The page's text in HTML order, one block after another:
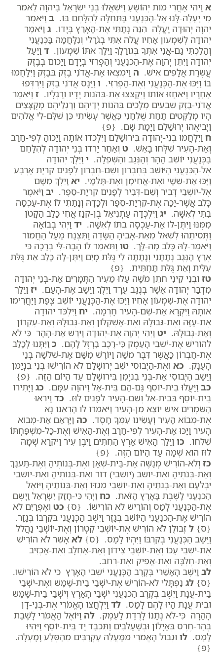
א וַיְהִי אַחֲרֵי מוֹת יְהוֹשֻׁעַ וַיִּשְׁאֲלוּ בְּנֵי יִשְׂרָאֵל בַּיהוָה לֵאמֹר
מִי יַעֲלֶה-לָּנוּ אֶל-הַכְּנַעֲנִי בַּתְּחִלָּה לְהִלָּחֶם בּוֹ. ב וַיֹּאמֶר
יְהוָה יְהוּדָה יַעֲלֶה הִנֵּה נָתַתִּי אֶת-הָאָרֶץ בְּיָדוֹ. ג וַיֹּאמֶר
יְהוּדָה לְשִׁמְעוֹן אָחִיו עֲלֵה אִתִּי בְגֹרָלִי וְנִלָּחֲמָה בַּכְּנַעֲנִי
וְהָלַכְתִּי גַם-אֲנִי אִתְּךָ בְּגוֹרָלֶךָ וַיֵּלֶךְ אִתּוֹ שִׁמְעוֹן. ד וַיַּעַל
יְהוּדָה וַיִּתֵּן יְהוָה אֶת-הַכְּנַעֲנִי וְהַפְּרִזִּי בְּיָדָם וַיַּכּוּם בְּבֶזֶק
עֲשֶׂרֶת אֲלָפִים אִישׁ. ה וַיִּמְצְאוּ אֶת-אֲדֹנִי בֶזֶק בְּבֶזֶק וַיִּלָּחֲמוּ
בּוֹ וַיַּכּוּ אֶת-הַכְּנַעֲנִי וְאֶת-הַפְּרִזִּי. ו וַיָּנָס אֲדֹנִי בֶזֶק וַיִּרְדְּפוּ
אַחֲרָיו וַיֹּאחֲזוּ אוֹתוֹ וַיְקַצְּצוּ אֶת-בְּהֹנוֹת יָדָיו וְרַגְלָיו. ז וַיֹּאמֶר
אֲדֹנִי-בֶזֶק שִׁבְעִים מְלָכִים בְּהֹנוֹת יְדֵיהֶם וְרַגְלֵיהֶם מְקֻצָּצִים
הָיוּ מְלַקְּטִים תַּחַת שֻׁלְחָנִי כַּאֲשֶׁר עָשִׂיתִי כֵּן שִׁלַּם-לִי אֱלֹהִים
וַיְבִיאֻהוּ יְרוּשָׁלִַם וַיָּמָת שָׁם. {פ}
ח וַיִּלָּחֲמוּ בְנֵי-יְהוּדָה בִּירוּשָׁלִַם וַיִּלְכְּדוּ אוֹתָהּ וַיַּכּוּהָ לְפִי-חָרֶב
וְאֶת-הָעִיר שִׁלְּחוּ בָאֵשׁ. ט וְאַחַר יָרְדוּ בְּנֵי יְהוּדָה לְהִלָּחֵם
בַּכְּנַעֲנִי יוֹשֵׁב הָהָר וְהַנֶּגֶב וְהַשְּׁפֵלָה. י וַיֵּלֶךְ יְהוּדָה
אֶל-הַכְּנַעֲנִי הַיּוֹשֵׁב בְּחֶבְרוֹן וְשֵׁם-חֶבְרוֹן לְפָנִים קִרְיַת אַרְבַּע
וַיַּכּוּ אֶת-שֵׁשַׁי וְאֶת-אֲחִימַן וְאֶת-תַּלְמָי. יא וַיֵּלֶךְ מִשָּׁם
אֶל-יוֹשְׁבֵי דְּבִיר וְשֵׁם-דְּבִיר לְפָנִים קִרְיַת-סֵפֶר. יב וַיֹּאמֶר
כָּלֵב אֲשֶׁר-יַכֶּה אֶת-קִרְיַת-סֵפֶר וּלְכָדָהּ וְנָתַתִּי לוֹ אֶת-עַכְסָה
בִתִּי לְאִשָּׁה. יג וַיִּלְכְּדָהּ עָתְנִיאֵל בֶּן-קְנַז אֲחִי כָלֵב הַקָּטֹן
מִמֶּנּוּ וַיִּתֶּן-לוֹ אֶת-עַכְסָה בִתּוֹ לְאִשָּׁה. יד וַיְהִי בְּבוֹאָהּ
וַתְּסִיתֵהוּ לִשְׁאֹל מֵאֵת-אָבִיהָ הַשָּׂדֶה וַתִּצְנַח מֵעַל הַחֲמוֹר
וַיֹּאמֶר-לָהּ כָּלֵב מַה-לָּךְ. טו וַתֹּאמֶר לוֹ הָבָה-לִּי בְרָכָה כִּי
אֶרֶץ הַנֶּגֶב נְתַתָּנִי וְנָתַתָּה לִי גֻּלֹּת מָיִם וַיִּתֶּן-לָהּ כָּלֵב אֵת גֻּלֹּת
עִלִּית וְאֵת גֻּלֹּת תַּחְתִּית. {פ}
טז וּבְנֵי קֵינִי חֹתֵן מֹשֶׁה עָלוּ מֵעִיר הַתְּמָרִים אֶת-בְּנֵי יְהוּדָה
מִדְבַּר יְהוּדָה אֲשֶׁר בְּנֶגֶב עֲרָד וַיֵּלֶךְ וַיֵּשֶׁב אֶת-הָעָם. יז וַיֵּלֶךְ
יְהוּדָה אֶת-שִׁמְעוֹן אָחִיו וַיַּכּוּ אֶת-הַכְּנַעֲנִי יוֹשֵׁב צְפַת וַיַּחֲרִימוּ
אוֹתָהּ וַיִּקְרָא אֶת-שֵׁם-הָעִיר חָרְמָה. יח וַיִּלְכֹּד יְהוּדָה
אֶת-עַזָּה וְאֶת-גְּבוּלָהּ וְאֶת-אַשְׁקְלוֹן וְאֶת-גְּבוּלָהּ וְאֶת-עֶקְרוֹן
וְאֶת-גְּבוּלָהּ. יט וַיְהִי יְהוָה אֶת-יְהוּדָה וַיֹּרֶשׁ אֶת-הָהָר כִּי לֹא
לְהוֹרִישׁ אֶת-יֹשְׁבֵי הָעֵמֶק כִּי-רֶכֶב בַּרְזֶל לָהֶם. כ וַיִּתְּנוּ לְכָלֵב
אֶת-חֶבְרוֹן כַּאֲשֶׁר דִּבֶּר מֹשֶׁה וַיּוֹרֶשׁ מִשָּׁם אֶת-שְׁלֹשָׁה בְּנֵי
הָעֲנָק. כא וְאֶת-הַיְבוּסִי יֹשֵׁב יְרוּשָׁלִַם לֹא הוֹרִישׁוּ בְּנֵי בִנְיָמִן
וַיֵּשֶׁב הַיְבוּסִי אֶת-בְּנֵי בִנְיָמִן בִּירוּשָׁלִַם עַד הַיּוֹם הַזֶּה. {פ}
כב וַיַּעֲלוּ בֵית-יוֹסֵף גַּם-הֵם בֵּית-אֵל וַיהוָה עִמָּם. כג וַיָּתִירוּ
בֵית-יוֹסֵף בְּבֵית-אֵל וְשֵׁם-הָעִיר לְפָנִים לוּז. כד וַיִּרְאוּ
הַשֹּׁמְרִים אִישׁ יוֹצֵא מִן-הָעִיר וַיֹּאמְרוּ לוֹ הַרְאֵנוּ נָא
אֶת-מְבוֹא הָעִיר וְעָשִׂינוּ עִמְּךָ חָסֶד. כה וַיַּרְאֵם אֶת-מְבוֹא
הָעִיר וַיַּכּוּ אֶת-הָעִיר לְפִי-חָרֶב וְאֶת-הָאִישׁ וְאֶת-כָּל-מִשְׁפַּחְתּוֹ
שִׁלֵּחוּ. כו וַיֵּלֶךְ הָאִישׁ אֶרֶץ הַחִתִּים וַיִּבֶן עִיר וַיִּקְרָא שְׁמָהּ
לוּז הוּא שְׁמָהּ עַד הַיּוֹם הַזֶּה. {פ}
כז וְלֹא-הוֹרִישׁ מְנַשֶּׁה אֶת-בֵּית-שְׁאָן וְאֶת-בְּנוֹתֶיהָ וְאֶת-תַּעְנַךְ
וְאֶת-בְּנֹתֶיהָ וְאֶת-יושב (יוֹשְׁבֵי) דוֹר וְאֶת-בְּנוֹתֶיהָ וְאֶת-יוֹשְׁבֵי
יִבְלְעָם וְאֶת-בְּנֹתֶיהָ וְאֶת-יוֹשְׁבֵי מְגִדּוֹ וְאֶת-בְּנוֹתֶיהָ וַיּוֹאֶל
הַכְּנַעֲנִי לָשֶׁבֶת בָּאָרֶץ הַזֹּאת. כח וַיְהִי כִּי-חָזַק יִשְׂרָאֵל וַיָּשֶׂם
אֶת-הַכְּנַעֲנִי לָמַס וְהוֹרֵישׁ לֹא הוֹרִישׁוֹ. {ס} כט וְאֶפְרַיִם לֹא
הוֹרִישׁ אֶת-הַכְּנַעֲנִי הַיּוֹשֵׁב בְּגָזֶר וַיֵּשֶׁב הַכְּנַעֲנִי בְּקִרְבּוֹ בְּגָזֶר.
{ס} ל זְבוּלֻן לֹא הוֹרִישׁ אֶת-יוֹשְׁבֵי קִטְרוֹן וְאֶת-יוֹשְׁבֵי נַהֲלֹל
וַיֵּשֶׁב הַכְּנַעֲנִי בְּקִרְבּוֹ וַיִּהְיוּ לָמַס. {ס} לא אָשֵׁר לֹא הוֹרִישׁ
אֶת-יֹשְׁבֵי עַכּוֹ וְאֶת-יוֹשְׁבֵי צִידוֹן וְאֶת-אַחְלָב וְאֶת-אַכְזִיב
וְאֶת-חֶלְבָּה וְאֶת-אֲפִיק וְאֶת-רְחֹב.
לב וַיֵּשֶׁב הָאָשֵׁרִי בְּקֶרֶב הַכְּנַעֲנִי יֹשְׁבֵי הָאָרֶץ כִּי לֹא הוֹרִישׁוֹ.
{ס} לג נַפְתָּלִי לֹא-הוֹרִישׁ אֶת-יֹשְׁבֵי בֵית-שֶׁמֶשׁ וְאֶת-יֹשְׁבֵי
בֵית-עֲנָת וַיֵּשֶׁב בְּקֶרֶב הַכְּנַעֲנִי יֹשְׁבֵי הָאָרֶץ וְיֹשְׁבֵי בֵית-שֶׁמֶשׁ
וּבֵית עֲנָת הָיוּ לָהֶם לָמַס. לד וַיִּלְחֲצוּ הָאֱמֹרִי אֶת-בְּנֵי-דָן
הָהָרָה כִּי-לֹא נְתָנוֹ לָרֶדֶת לָעֵמֶק. לה וַיּוֹאֶל הָאֱמֹרִי לָשֶׁבֶת
בְּהַר-חֶרֶס בְּאַיָּלוֹן וּבְשַׁעַלְבִים וַתִּכְבַּד יַד בֵּית-יוֹסֵף וַיִּהְיוּ
לָמַס. לו וּגְבוּל הָאֱמֹרִי מִמַּעֲלֵה עַקְרַבִּים מֵהַסֶּלַע וָמָעְלָה.
{פ}